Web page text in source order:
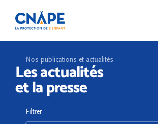
Nos publications et actualités
Les actualités
et la presse
Filtrer